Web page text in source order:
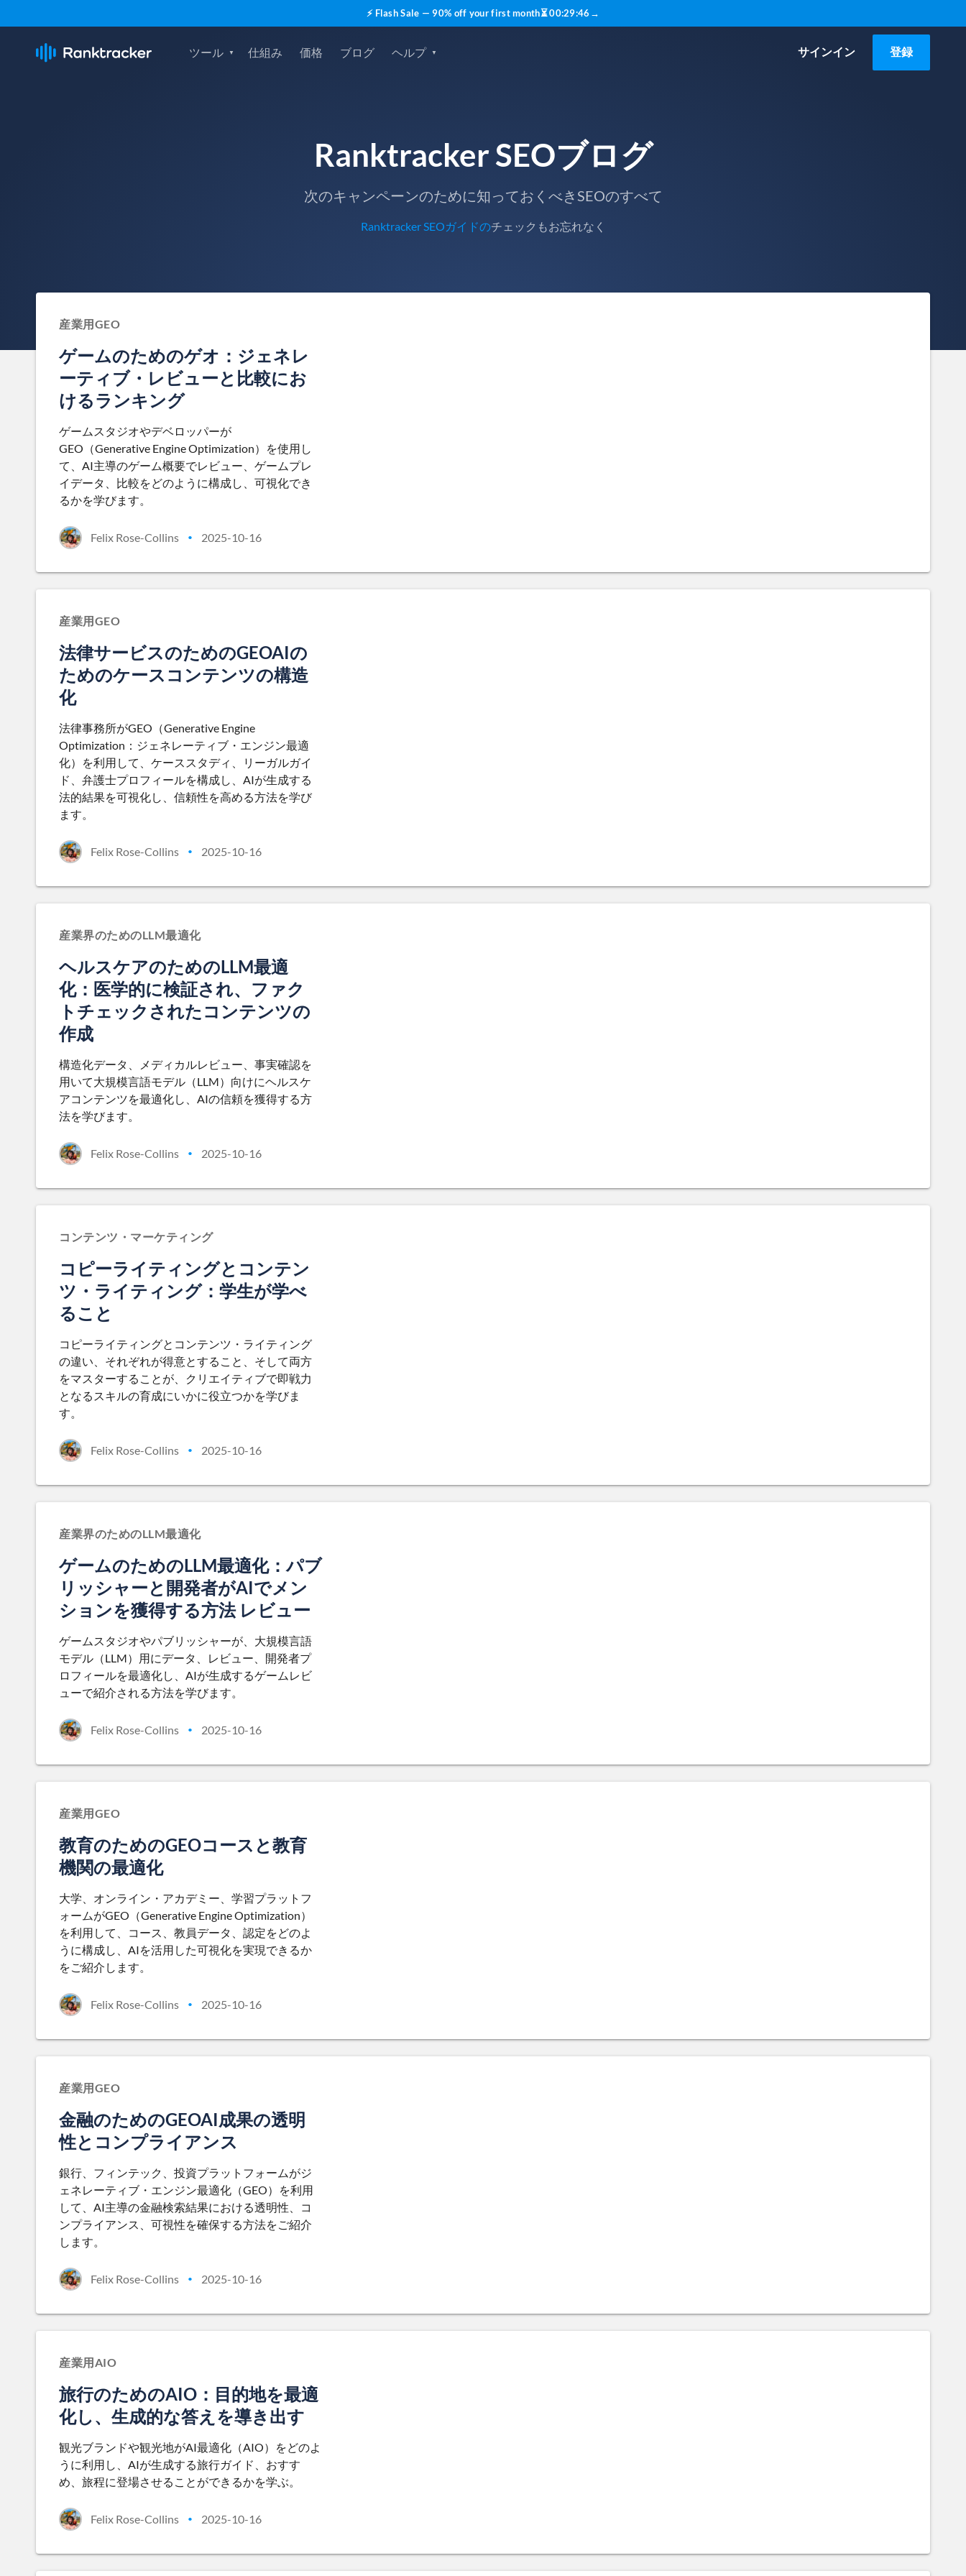
⚡ Flash Sale — 90% off your first month⏳00:29:45 →
ツール 仕組み 価格 ブログ ヘルプ サインイン 登録
Ranktracker SEOブログ
次のキャンペーンのために知っておくべきSEOのすべて
Ranktracker SEOガイドのチェックもお忘れなく
産業用GEO
ゲームのためのゲオ：ジェネレ
ーティブ・レビューと比較にお
けるランキング
ゲームスタジオやデベロッパーが
GEO（Generative Engine Optimization）を使用し
て、AI主導のゲーム概要でレビュー、ゲームプレ
イデータ、比較をどのように構成し、可視化でき
るかを学びます。
Felix Rose-Collins • 2025-10-16
産業用GEO
法律サービスのためのGEOAIの
ためのケースコンテンツの構造
化
法律事務所がGEO（Generative Engine
Optimization：ジェネレーティブ・エンジン最適
化）を利用して、ケーススタディ、リーガルガイ
ド、弁護士プロフィールを構成し、AIが生成する
法的結果を可視化し、信頼性を高める方法を学び
ます。
Felix Rose-Collins • 2025-10-16
産業界のためのLLM最適化
ヘルスケアのためのLLM最適
化：医学的に検証され、ファク
トチェックされたコンテンツの
作成
構造化データ、メディカルレビュー、事実確認を
用いて大規模言語モデル（LLM）向けにヘルスケ
アコンテンツを最適化し、AIの信頼を獲得する方
法を学びます。
Felix Rose-Collins • 2025-10-16
コンテンツ・マーケティング
コピーライティングとコンテン
ツ・ライティング：学生が学べ
ること
コピーライティングとコンテンツ・ライティング
の違い、それぞれが得意とすること、そして両方
をマスターすることが、クリエイティブで即戦力
となるスキルの育成にいかに役立つかを学びま
す。
Felix Rose-Collins • 2025-10-16
産業界のためのLLM最適化
ゲームのためのLLM最適化：パブ
リッシャーと開発者がAIでメン
ションを獲得する方法 レビュー
ゲームスタジオやパブリッシャーが、大規模言語
モデル（LLM）用にデータ、レビュー、開発者プ
ロフィールを最適化し、AIが生成するゲームレビ
ューで紹介される方法を学びます。
Felix Rose-Collins • 2025-10-16
産業用GEO
教育のためのGEOコースと教育
機関の最適化
大学、オンライン・アカデミー、学習プラットフ
ォームがGEO（Generative Engine Optimization）
を利用して、コース、教員データ、認定をどのよ
うに構成し、AIを活用した可視化を実現できるか
をご紹介します。
Felix Rose-Collins • 2025-10-16
産業用GEO
金融のためのGEOAI成果の透明
性とコンプライアンス
銀行、フィンテック、投資プラットフォームがジ
ェネレーティブ・エンジン最適化（GEO）を利用
して、AI主導の金融検索結果における透明性、コ
ンプライアンス、可視性を確保する方法をご紹介
します。
Felix Rose-Collins • 2025-10-16
産業用AIO
旅行のためのAIO：目的地を最適
化し、生成的な答えを導き出す
観光ブランドや観光地がAI最適化（AIO）をどのよ
うに利用し、AIが生成する旅行ガイド、おすす
め、旅程に登場させることができるかを学ぶ。
Felix Rose-Collins • 2025-10-16